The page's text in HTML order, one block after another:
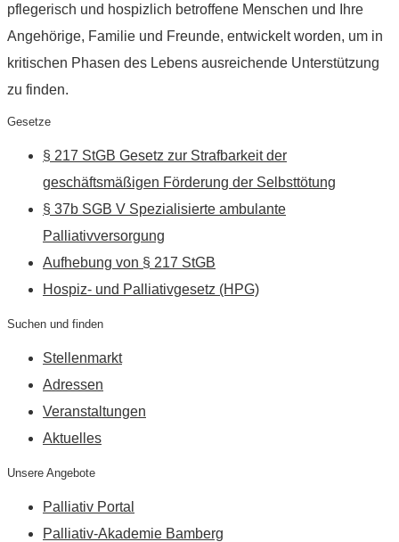
pflegerisch und hospizlich betroffene Menschen und Ihre
Angehörige, Familie und Freunde, entwickelt worden, um in
kritischen Phasen des Lebens ausreichende Unterstützung
zu finden.
Gesetze
§ 217 StGB Gesetz zur Strafbarkeit der
geschäftsmäßigen Förderung der Selbsttötung
§ 37b SGB V Spezialisierte ambulante
Palliativversorgung
Aufhebung von § 217 StGB
Hospiz- und Palliativgesetz (HPG)
Suchen und finden
Stellenmarkt
Adressen
Veranstaltungen
Aktuelles
Unsere Angebote
Palliativ Portal
Palliativ-Akademie Bamberg